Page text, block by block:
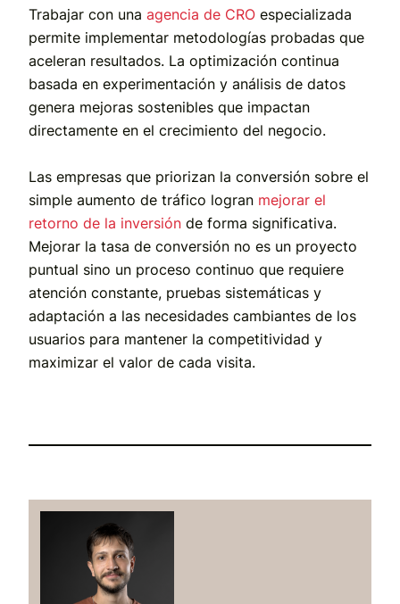
Trabajar con una agencia de CRO especializada
permite implementar metodologías probadas que
aceleran resultados. La optimización continua
basada en experimentación y análisis de datos
genera mejoras sostenibles que impactan
directamente en el crecimiento del negocio.
Las empresas que priorizan la conversión sobre el
simple aumento de tráfico logran mejorar el
retorno de la inversión de forma significativa.
Mejorar la tasa de conversión no es un proyecto
puntual sino un proceso continuo que requiere
atención constante, pruebas sistemáticas y
adaptación a las necesidades cambiantes de los
usuarios para mantener la competitividad y
maximizar el valor de cada visita.